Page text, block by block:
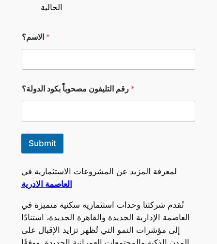
الحالية
ل
د
؟
ل
و
د
و
ة
؟
الاسم؟ *
رقم التليفون مصحوباً بكود الدولة؟ *
Submit
لمعرفة المزيد عن المشروعات الاستثمارية في
العاصمة الادرية
تُقدم شركتنا وحدات استثمارية سكنية متميزة في
العاصمة الإدارية الجديدة والقاهرة الجديدة، استنادًا
إلى مؤشرات النمو التي تُظهر تزايد الإقبال على